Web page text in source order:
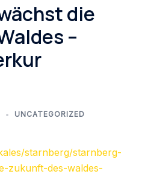
die
–
UNCATEGORIZED
starnberg/starnberg-
zukunft-des-waldes-